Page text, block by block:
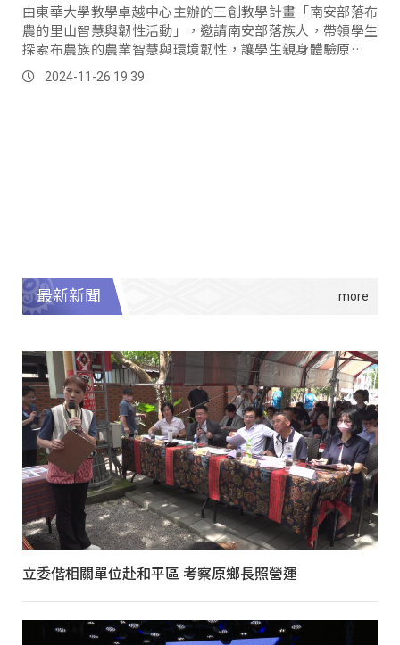
由東華大學教學卓越中心主辦的三創教學計畫「南安部落布
農的里山智慧與韌性活動」，邀請南安部落族人，帶領學生
探索布農族的農業智慧與環境韌性，讓學生親身體驗原住民
族如何運用智慧應對當代環境挑戰。
2024-11-26 19:39
最新新聞
立委偕相關單位赴和平區 考察原鄉長照營運